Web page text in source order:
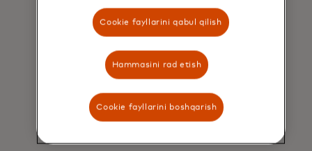
qurilma va shaxsni tasdiqlash
kiradi. Boshqa mijozlarni
yechimlari bilan birgalikda
ishlatilganda, ular
provayderlari bilan o'zaro
aloqalarini xavfsiz qilishga yordam
Cookie fayllarini qabul qilish
Hammasini rad etish
Cookie fayllarini boshqarish